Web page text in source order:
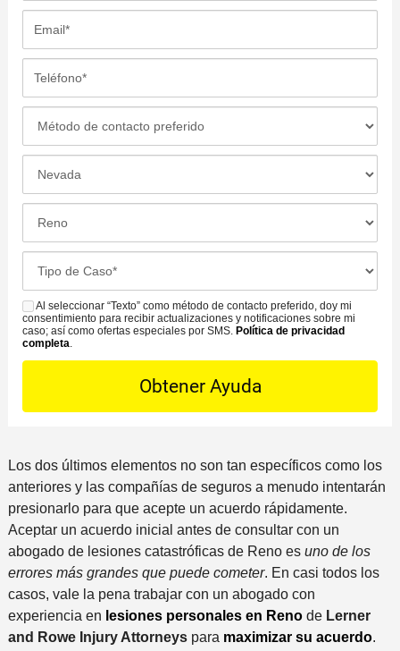
r
*
e
l
d
*
a
ll
f
n
*
t
d
d
C
o
n
t
t
P
r
e
f
e
r
i
d
o
c
c
ó
n
d
e
i
d
e
n
t
e
o
i
c
i
n
c
e
r
c
a
n
a
a
l
s
e
D
e
a
s
*
S
M
S
Al seleccionar “Texto” como método de contacto preferido, doy mi
consentimiento para recibir actualizaciones y notificaciones sobre mi
caso; así como ofertas especiales por SMS. Política de privacidad
completa.
Los dos últimos elementos no son tan específicos como los
anteriores y las compañías de seguros a menudo intentarán
presionarlo para que acepte un acuerdo rápidamente.
Aceptar un acuerdo inicial antes de consultar con un
abogado de lesiones catastróficas de Reno es uno de los
errores más grandes que puede cometer. En casi todos los
casos, vale la pena trabajar con un abogado con
experiencia en lesiones personales en Renode Lerner
and Rowe Injury Attorneyspara maximizar su acuerdo.